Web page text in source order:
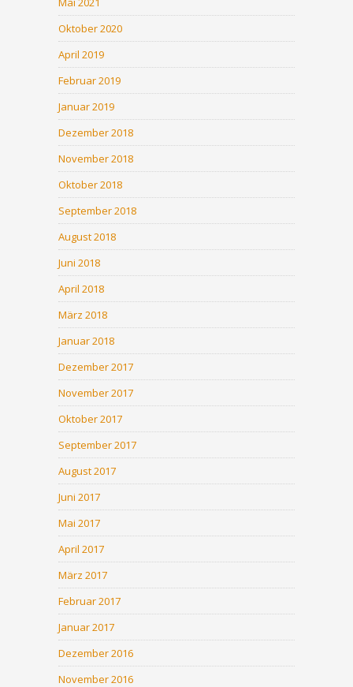
Oktober 2020
April 2019
Februar 2019
Januar 2019
Dezember 2018
November 2018
Oktober 2018
September 2018
August 2018
Juni 2018
April 2018
März 2018
Januar 2018
Dezember 2017
November 2017
Oktober 2017
September 2017
August 2017
Juni 2017
Mai 2017
April 2017
März 2017
Februar 2017
Januar 2017
Dezember 2016
November 2016